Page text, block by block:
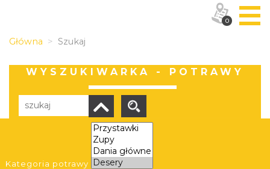
Główna Szukaj
WYSZUKIWARKA - POTRAWY
Kategoria potrawy
Liczba elementów: 234
0